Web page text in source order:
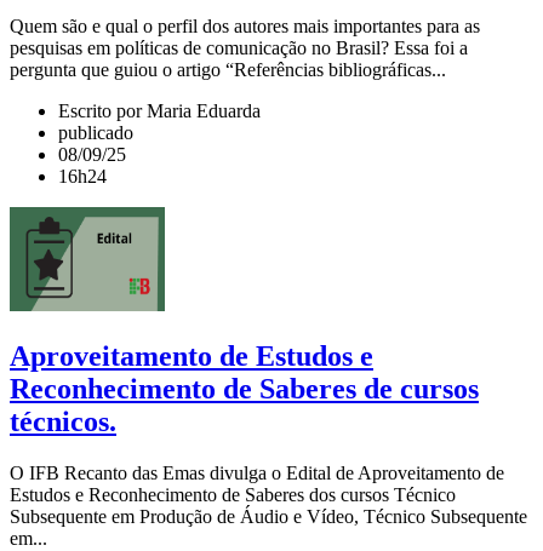
Quem são e qual o perfil dos autores mais importantes para as
pesquisas em políticas de comunicação no Brasil? Essa foi a
pergunta que guiou o artigo “Referências bibliográficas...
Escrito por Maria Eduarda
publicado
08/09/25
16h24
Aproveitamento de Estudos e
Reconhecimento de Saberes de cursos
técnicos.
O IFB Recanto das Emas divulga o Edital de Aproveitamento de
Estudos e Reconhecimento de Saberes dos cursos Técnico
Subsequente em Produção de Áudio e Vídeo, Técnico Subsequente
em...